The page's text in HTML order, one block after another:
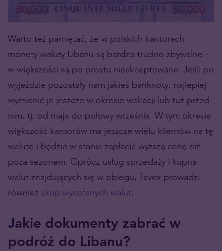
Warto też pamiętać, że w polskich kantorach
monety waluty Libanu są bardzo trudno zbywalne –
w większości są po prostu nieakceptowane. Jeśli po
wyjeździe pozostały nam jakieś banknoty, najlepiej
wymienić je jeszcze w okresie wakacji lub tuż przed
nim, tj. od maja do połowy września. W tym okresie
większość kantorów ma jeszcze wielu klientów na tę
walutę i będzie w stanie zapłacić wyższą cenę niż
poza sezonem. Oprócz usług sprzedaży i kupna
walut znajdujących się w obiegu, Tavex prowadzi
również skup wycofanych walut.
Jakie dokumenty zabrać w
podróż do Libanu?